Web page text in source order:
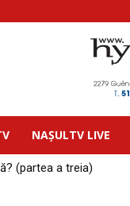
NAȘULTV LIVE
(partea a treia)